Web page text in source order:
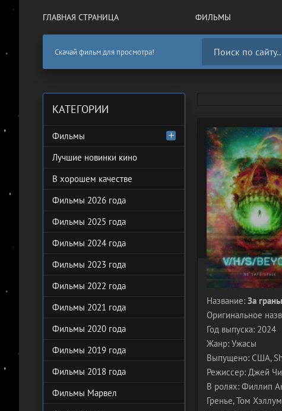
ГЛАВНАЯ СТРАНИЦА ФИЛЬМЫ
Скачай фильм для просмотра!
Название: За
Оригинальное
Год выпуска: 2024
Жанр: Ужасы
Выпущено: США,
Режиссер: Джей
В ролях: Филлип
Гренье, Том
КАТЕГОРИИ
Фильмы
Лучшие новинки кино
В хорошем качестве
Фильмы 2026 года
Фильмы 2025 года
Фильмы 2024 года
Фильмы 2023 года
Фильмы 2022 года
Фильмы 2021 года
Фильмы 2020 года
Фильмы 2019 года
Фильмы 2018 года
Фильмы Марвел